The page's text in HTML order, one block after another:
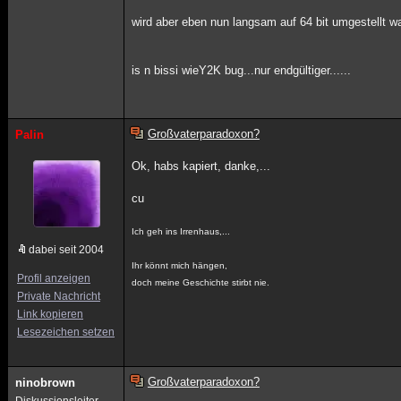
wird aber eben nun langsam auf 64 bit umgestellt
is n bissi wieY2K bug...nur endgültiger......
Palin
dabei seit 2004
Profil anzeigen
Private Nachricht
Link kopieren
Lesezeichen setzen
Großvaterparadoxon?
Ok, habs kapiert, danke,...
cu
Ich geh ins Irrenhaus,...
Ihr könnt mich hängen,
doch meine Geschichte stirbt nie.
ninobrown Großvaterparadoxon?